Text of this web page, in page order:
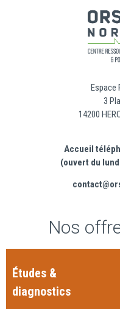
Espace
3
14200
Accueil
(ouvert du
Nos
Études &
diagnostics